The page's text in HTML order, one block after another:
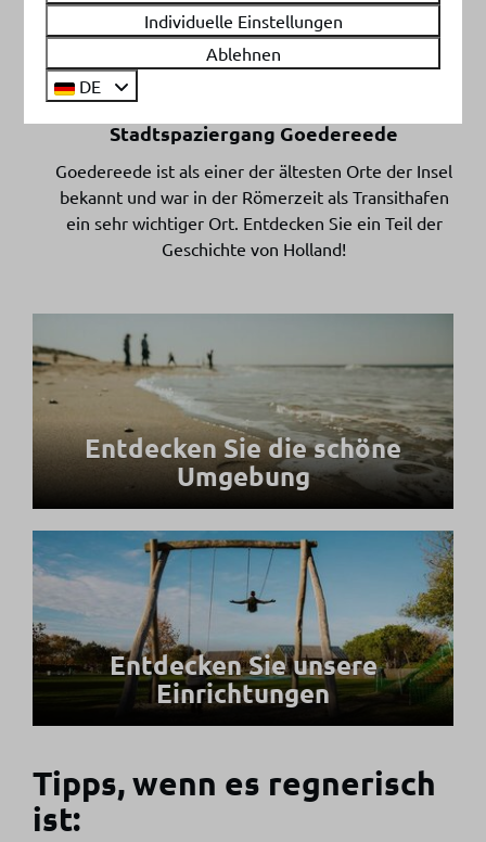
Stadtspaziergang Goedereede
Goedereede ist als einer der ältesten Orte der Insel
bekannt und war in der Römerzeit als Transithafen
ein sehr wichtiger Ort. Entdecken Sie ein Teil der
Geschichte von Holland!
Entdecken Sie die schöne
Umgebung
Entdecken Sie unsere
Einrichtungen
Tipps, wenn es regnerisch
ist:
Individuelle Einstellungen
Ablehnen
DE